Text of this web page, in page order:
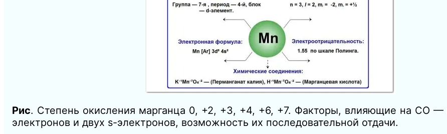
Рис. Степень окисления марганца 0, +2, +3, +4, +6, +7. Факторы, влияющие на СО —
электронов и двух s-электронов, возможность их последовательной отдачи.